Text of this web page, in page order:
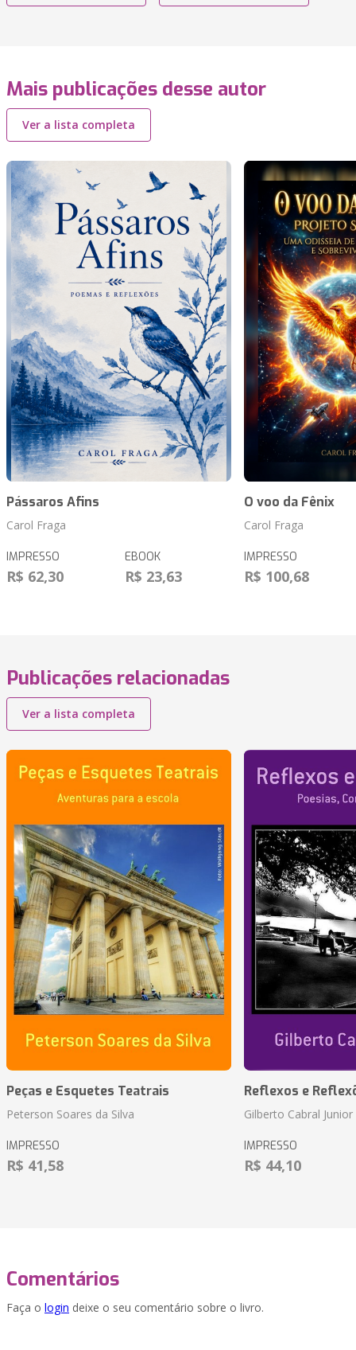
Mais publicações desse autor
Ver a lista completa
Pássaros Afins
Carol Fraga
IMPRESSO
R$ 62,30
EBOOK
R$ 23,63
O voo da Fênix
Carol Fraga
IMPRESSO
R$ 100,68
Publicações relacionadas
Ver a lista completa
Peças e Esquetes Teatrais
Peterson Soares da Silva
IMPRESSO
R$ 41,58
Reflexos e
Gilberto Cabral Junior
IMPRESSO
R$ 44,10
Comentários
Faça o login deixe o seu comentário sobre o livro.